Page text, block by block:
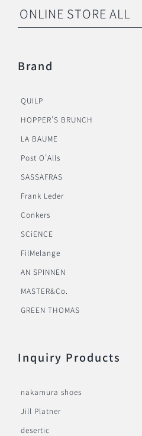
ONLINE STORE ALL
Brand
QUILP
HOPPER’S BRUNCH
LA BAUME
Post O’Alls
SASSAFRAS
Frank Leder
Conkers
SCiENCE
FilMelange
AN SPINNEN
MASTER&Co.
GREEN THOMAS
Inquiry Products
nakamura shoes
Jill Platner
desertic